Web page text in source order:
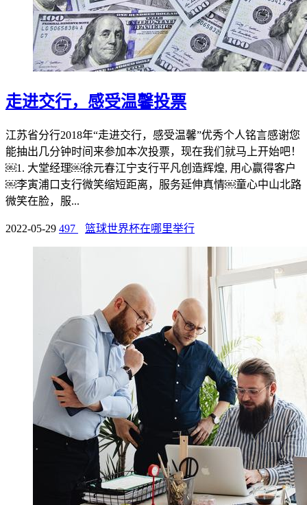
走进交行，感受温馨投票
江苏省分行2018年“走进交行，感受温馨”优秀个人铭言感谢您
能抽出几分钟时间来参加本次投票，现在我们就马上开始吧！
￼1. 大堂经理￼徐元春江宁支行平凡创造辉煌, 用心赢得客户
￼李寅浦口支行微笑缩短距离，服务延伸真情￼童心中山北路
微笑在脸，服...
2022-05-29 497 篮球世界杯在哪里举行